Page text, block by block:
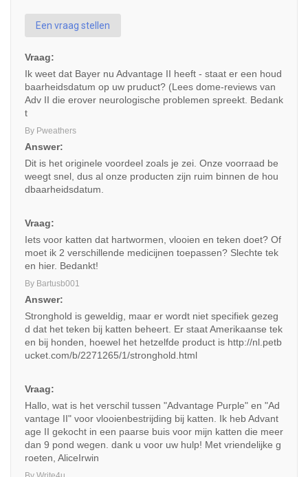
Een vraag stellen
Vraag:
Ik weet dat Bayer nu Advantage II heeft - staat er een houd
baarheidsdatum op uw pruduct? (Lees dome-reviews van
Adv II die erover neurologische problemen spreekt. Bedank
t
By Pweathers
Answer:
Dit is het originele voordeel zoals je zei. Onze voorraad be
weegt snel, dus al onze producten zijn ruim binnen de hou
dbaarheidsdatum.
Vraag:
Iets voor katten dat hartwormen, vlooien en teken doet? Of
moet ik 2 verschillende medicijnen toepassen? Slechte tek
en hier. Bedankt!
By Bartusb001
Answer:
Stronghold is geweldig, maar er wordt niet specifiek gezeg
d dat het teken bij katten beheert. Er staat Amerikaanse tek
en bij honden, hoewel het hetzelfde product is http://nl.petb
ucket.com/b/2271265/1/stronghold.html
Vraag:
Hallo, wat is het verschil tussen "Advantage Purple" en "Ad
vantage II" voor vlooienbestrijding bij katten. Ik heb Advant
age II gekocht in een paarse buis voor mijn katten die meer
dan 9 pond wegen. dank u voor uw hulp! Met vriendelijke g
roeten, AliceIrwin